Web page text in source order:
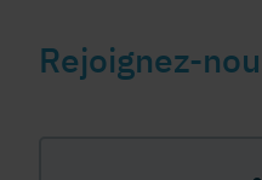
Rejoignez-